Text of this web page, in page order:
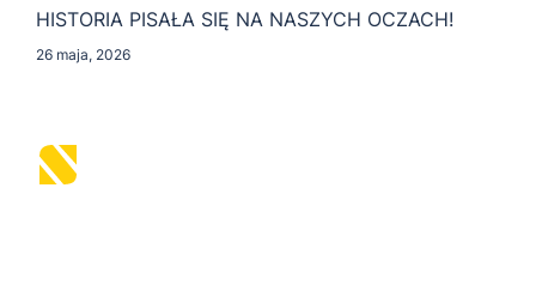
HISTORIA PISAŁA SIĘ NA NASZYCH OCZACH!
26 maja, 2026